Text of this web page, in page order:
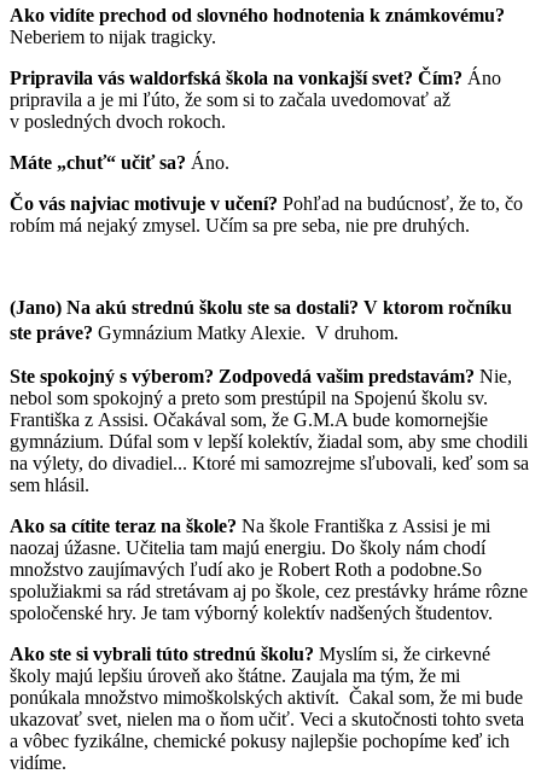
Ako vidíte prechod od slovného hodnotenia k známkovému?
Neberiem to nijak tragicky.
Pripravila vás waldorfská škola na vonkajší svet? Čím? Áno
pripravila a je mi ľúto, že som si to začala uvedomovať až
v posledných dvoch rokoch.
Máte „chuť“ učiť sa? Áno.
Čo vás najviac motivuje v učení? Pohľad na budúcnosť, že to, čo
robím má nejaký zmysel. Učím sa pre seba, nie pre druhých.
(Jano) Na akú strednú školu ste sa dostali? V ktorom ročníku
ste práve? Gymnázium Matky Alexie. V druhom.
Ste spokojný s výberom? Zodpovedá vašim predstavám? Nie,
nebol som spokojný a preto som prestúpil na Spojenú školu sv.
Františka z Assisi. Očakával som, že G.M.A bude komornejšie
gymnázium. Dúfal som v lepší kolektív, žiadal som, aby sme chodili
na výlety, do divadiel... Ktoré mi samozrejme sľubovali, keď som sa
sem hlásil.
Ako sa cítite teraz na škole? Na škole Františka z Assisi je mi
naozaj úžasne. Učitelia tam majú energiu. Do školy nám chodí
množstvo zaujímavých ľudí ako je Robert Roth a podobne.So
spolužiakmi sa rád stretávam aj po škole, cez prestávky hráme rôzne
spoločenské hry. Je tam výborný kolektív nadšených študentov.
Ako ste si vybrali túto strednú školu? Myslím si, že cirkevné
školy majú lepšiu úroveň ako štátne. Zaujala ma tým, že mi
ponúkala množstvo mimoškolských aktivít. Čakal som, že mi bude
ukazovať svet, nielen ma o ňom učiť. Veci a skutočnosti tohto sveta
a vôbec fyzikálne, chemické pokusy najlepšie pochopíme keď ich
vidíme.